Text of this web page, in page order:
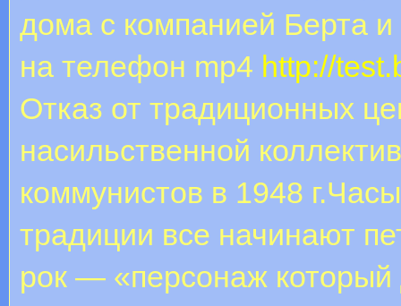
дома с компанией Берта
на телефон mp4 http://
Отказ от традиционных
насильственной
коммунистов в 1948
традиции все начинают
рок — «персонаж который